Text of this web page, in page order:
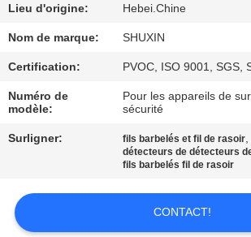
DE
L'USINE
CONTRÔLE
DE
QUALITÉ
NOUS
CONTACTER
Lieu d'origine: Hebei.Chine
Nom de marque: SHUXIN
Certification: PVOC, ISO 9001, SGS,
Numéro de
modèle:
Pour les appareils de
sécurité
Surligner: fils barbelés et fil de rasoir,
détecteurs de détecteurs
fils barbelés fil de rasoir
CONTACT!